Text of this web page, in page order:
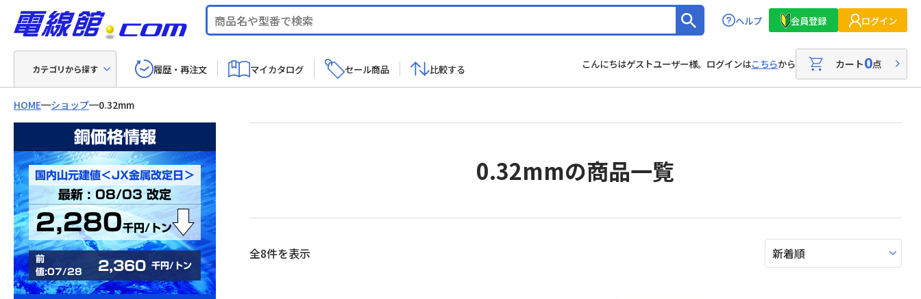
ヘルプ 会員登録 ログイン
カテゴリから探す 履歴・再注文 マイカタログ セール商品 比較する こんにちはゲストユーザー様。ログインはこちらから カート0点
HOME ショップ 0.32mm
銅価格情報
国内山元建値＜JX金属改定日＞
最新 : 08/03 改定
2,280千円/トン
前
値:07/28
2,360 千円/トン
0.32mmの商品一覧
全8件を表示新